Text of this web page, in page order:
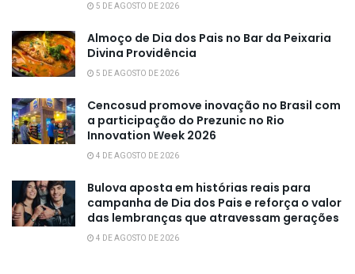
5 DE AGOSTO DE 2026
Almoço de Dia dos Pais no Bar da Peixaria
Divina Providência
5 DE AGOSTO DE 2026
Cencosud promove inovação no Brasil com
a participação do Prezunic no Rio
Innovation Week 2026
4 DE AGOSTO DE 2026
Bulova aposta em histórias reais para
campanha de Dia dos Pais e reforça o valor
das lembranças que atravessam gerações
4 DE AGOSTO DE 2026